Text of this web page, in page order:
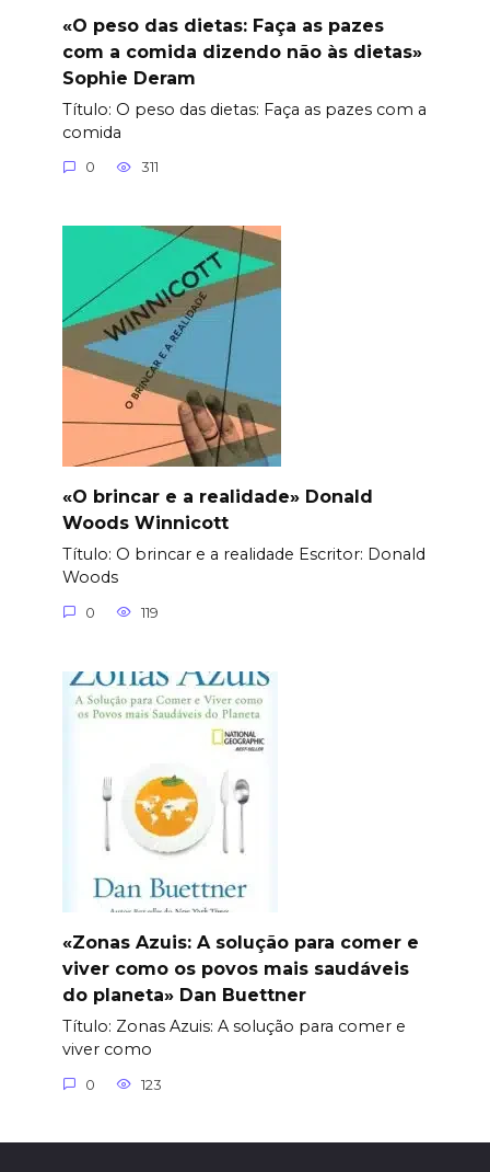
«O peso das dietas: Faça as pazes
com a comida dizendo não às dietas»
Sophie Deram
Título: O peso das dietas: Faça as pazes com a
comida
0 311
«O brincar e a realidade» Donald
Woods Winnicott
Título: O brincar e a realidade Еscritor: Donald
Woods
0 119
«Zonas Azuis: A solução para comer e
viver como os povos mais saudáveis
do planeta» Dan Buettner
Título: Zonas Azuis: A solução para comer e
viver como
0 123